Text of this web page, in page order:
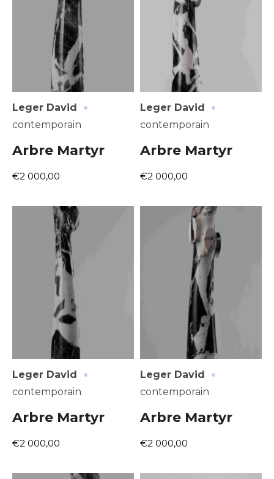
Adresse email*
Prénom
Statut / Organisation
* Champ obligatoire
Nom
Prénom
Statut / Organisation
J'accepte les
* Champ obligatoire
Leger David ·
contemporain
Arbre Martyr
€2 000,00
Leger David ·
contemporain
Arbre Martyr
€2 000,00
Leger David ·
contemporain
Arbre Martyr
€2 000,00
Leger David ·
contemporain
Arbre Martyr
€2 000,00